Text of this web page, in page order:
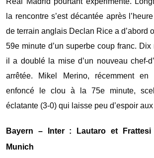
la rencontre s’est décantée après
de terrain anglais Declan Rice a d’abord
59e minute d’un superbe coup franc.
il a doublé la mise d’un nouveau chef-
arrêtée. Mikel Merino, récemment en
enfoncé le clou à la 75e minute,
éclatante (3-0) qui laisse peu d’espoir
Bayern – Inter : Lautaro et
Munich